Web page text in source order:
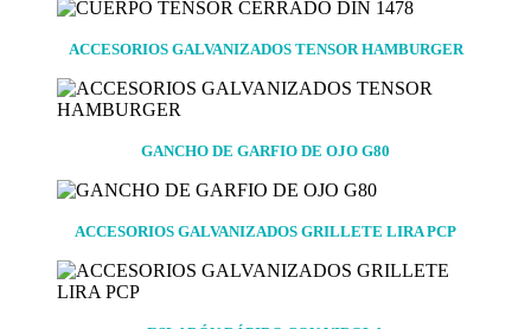
ACCESORIOS GALVANIZADOS TENSOR HAMBURGER
GANCHO DE GARFIO DE OJO G80
ACCESORIOS GALVANIZADOS GRILLETE LIRA PCP